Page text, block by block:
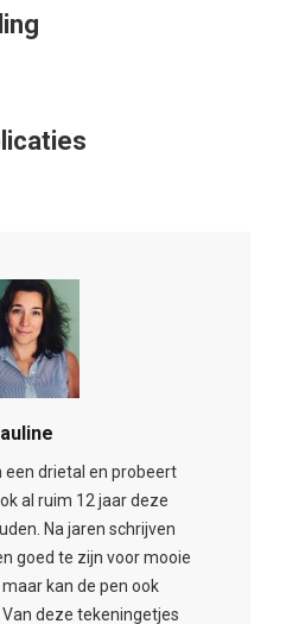
een drietal en probeert
al ruim 12 jaar deze
Na jaren schrijven
goed te zijn voor mooie
kan de pen ook
deze tekeningetjes